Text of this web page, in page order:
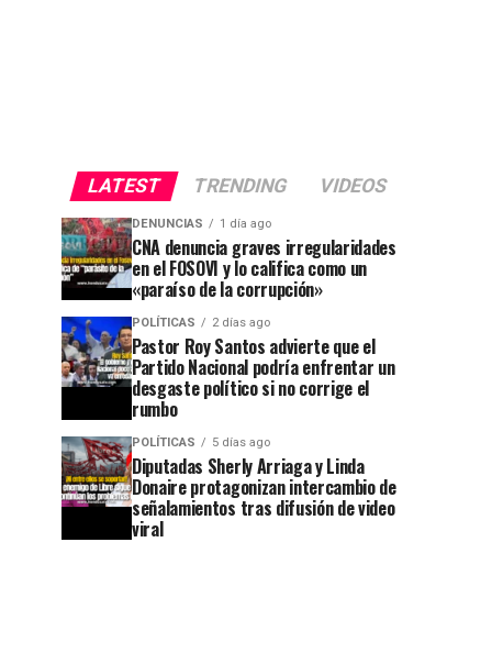
LATEST TRENDING VIDEOS
DENUNCIAS 1 día ago
CNA denuncia graves irregularidades
en el FOSOVI y lo califica como un
«paraíso de la corrupción»
POLÍTICAS 2 días ago
Pastor Roy Santos advierte que el
Partido Nacional podría enfrentar un
desgaste político si no corrige el
rumbo
POLÍTICAS 5 días ago
Diputadas Sherly Arriaga y Linda
Donaire protagonizan intercambio de
señalamientos tras difusión de video
viral